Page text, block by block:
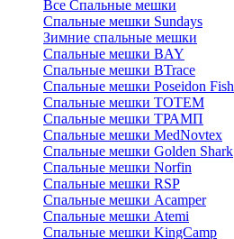
Все Спальные мешки
Спальные мешки Sundays
Зимние спальные мешки
Спальные мешки BAY
Спальные мешки BTrace
Спальные мешки Poseidon Fish
Спальные мешки ТОТЕМ
Спальные мешки ТРАМП
Cпальные мешки MedNovtex
Спальные мешки Golden Shark
Спальные мешки Norfin
Спальные мешки RSP
Спальные мешки Acamper
Спальные мешки Atemi
Спальные мешки KingCamp